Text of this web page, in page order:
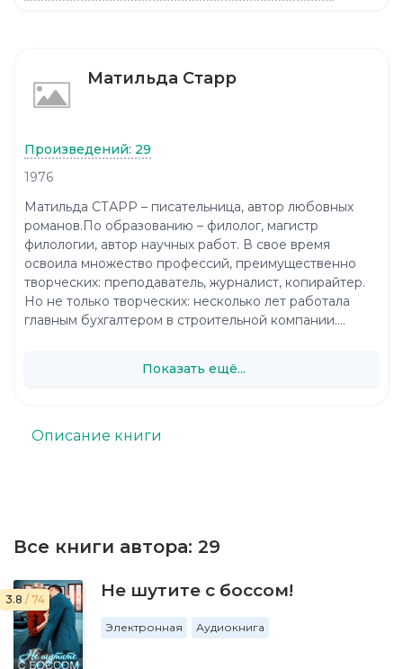
Описание книги
Все книги автора: 29
3.8 / 74 Не шутите с боссом!
Электронная Аудиокнига
Матильда Старр
Произведений: 29
1976
Матильда СТАРР – писательница, автор любовных
романов.По образованию – филолог, магистр
филологии, автор научных работ. В свое время
освоила множество профессий, преимущественно
творческих: преподаватель, журналист, копирайтер.
Но не только творческих: несколько лет работала
главным бухгалтером в строительной компании....
Показать ещё...